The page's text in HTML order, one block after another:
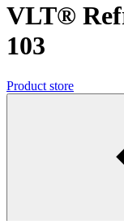
VLT®
103
Product store